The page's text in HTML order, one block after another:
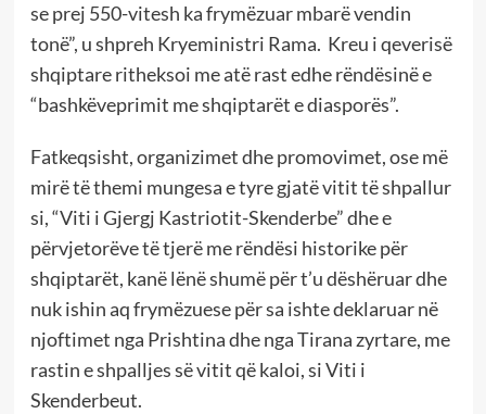
se prej 550-vitesh ka frymëzuar mbarë vendin
tonë”, u shpreh Kryeministri Rama. Kreu i qeverisë
shqiptare ritheksoi me atë rast edhe rëndësinë e
“bashkëveprimit me shqiptarët e diasporës”.
Fatkeqsisht, organizimet dhe promovimet, ose më
mirë të themi mungesa e tyre gjatë vitit të shpallur
si, “Viti i Gjergj Kastriotit-Skenderbe” dhe e
përvjetorëve të tjerë me rëndësi historike për
shqiptarët, kanë lënë shumë për t’u dëshëruar dhe
nuk ishin aq frymëzuese për sa ishte deklaruar në
njoftimet nga Prishtina dhe nga Tirana zyrtare, me
rastin e shpalljes së vitit që kaloi, si Viti i
Skenderbeut.